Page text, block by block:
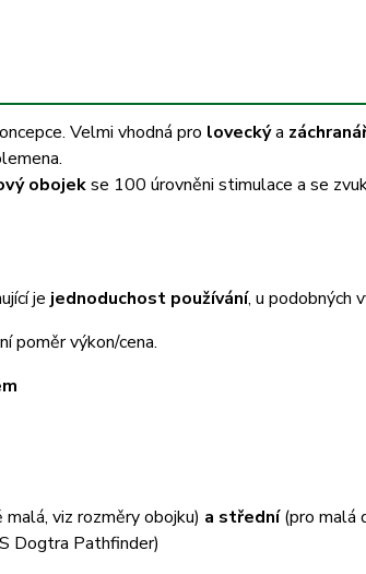
Velmi vhodná pro loveckýa
obojekse 100 úrovněni stimulace a se
je jednoduchost používání, u podobných
poměr výkon/cena.
viz rozměry obojku) a střední(pro malá
Dogtra Pathfinder)